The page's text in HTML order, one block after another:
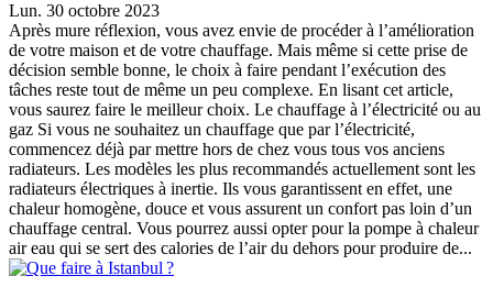
Lun. 30 octobre 2023
Après mure réflexion, vous avez envie de procéder à l’amélioration
de votre maison et de votre chauffage. Mais même si cette prise de
décision semble bonne, le choix à faire pendant l’exécution des
tâches reste tout de même un peu complexe. En lisant cet article,
vous saurez faire le meilleur choix. Le chauffage à l’électricité ou au
gaz Si vous ne souhaitez un chauffage que par l’électricité,
commencez déjà par mettre hors de chez vous tous vos anciens
radiateurs. Les modèles les plus recommandés actuellement sont les
radiateurs électriques à inertie. Ils vous garantissent en effet, une
chaleur homogène, douce et vous assurent un confort pas loin d’un
chauffage central. Vous pourrez aussi opter pour la pompe à chaleur
air eau qui se sert des calories de l’air du dehors pour produire de...